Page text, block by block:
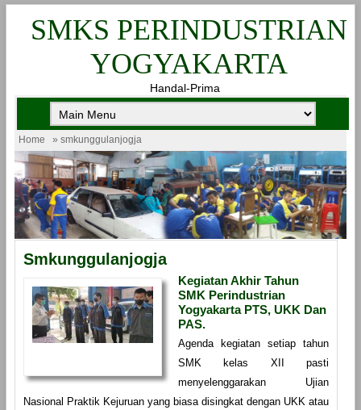
SMKS PERINDUSTRIAN
YOGYAKARTA
Handal-Prima
Home » smkunggulanjogja
Smkunggulanjogja
Kegiatan Akhir Tahun
SMK Perindustrian
Yogyakarta PTS, UKK Dan
PAS.
Agenda kegiatan setiap tahun
SMK kelas XII pasti
menyelenggarakan Ujian
Nasional Praktik Kejuruan yang biasa disingkat dengan UKK atau